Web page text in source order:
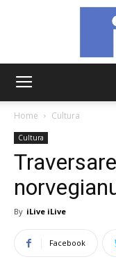
Home Cultura
Cultura
By iLive iLive
Facebook